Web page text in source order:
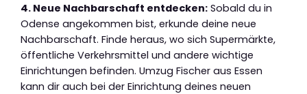
4. Neue Nachbarschaft entdecken: Sobald du in
Odense angekommen bist, erkunde deine neue
Nachbarschaft. Finde heraus, wo sich Supermärkte,
öffentliche Verkehrsmittel und andere wichtige
Einrichtungen befinden. Umzug Fischer aus Essen
kann dir auch bei der Einrichtung deines neuen